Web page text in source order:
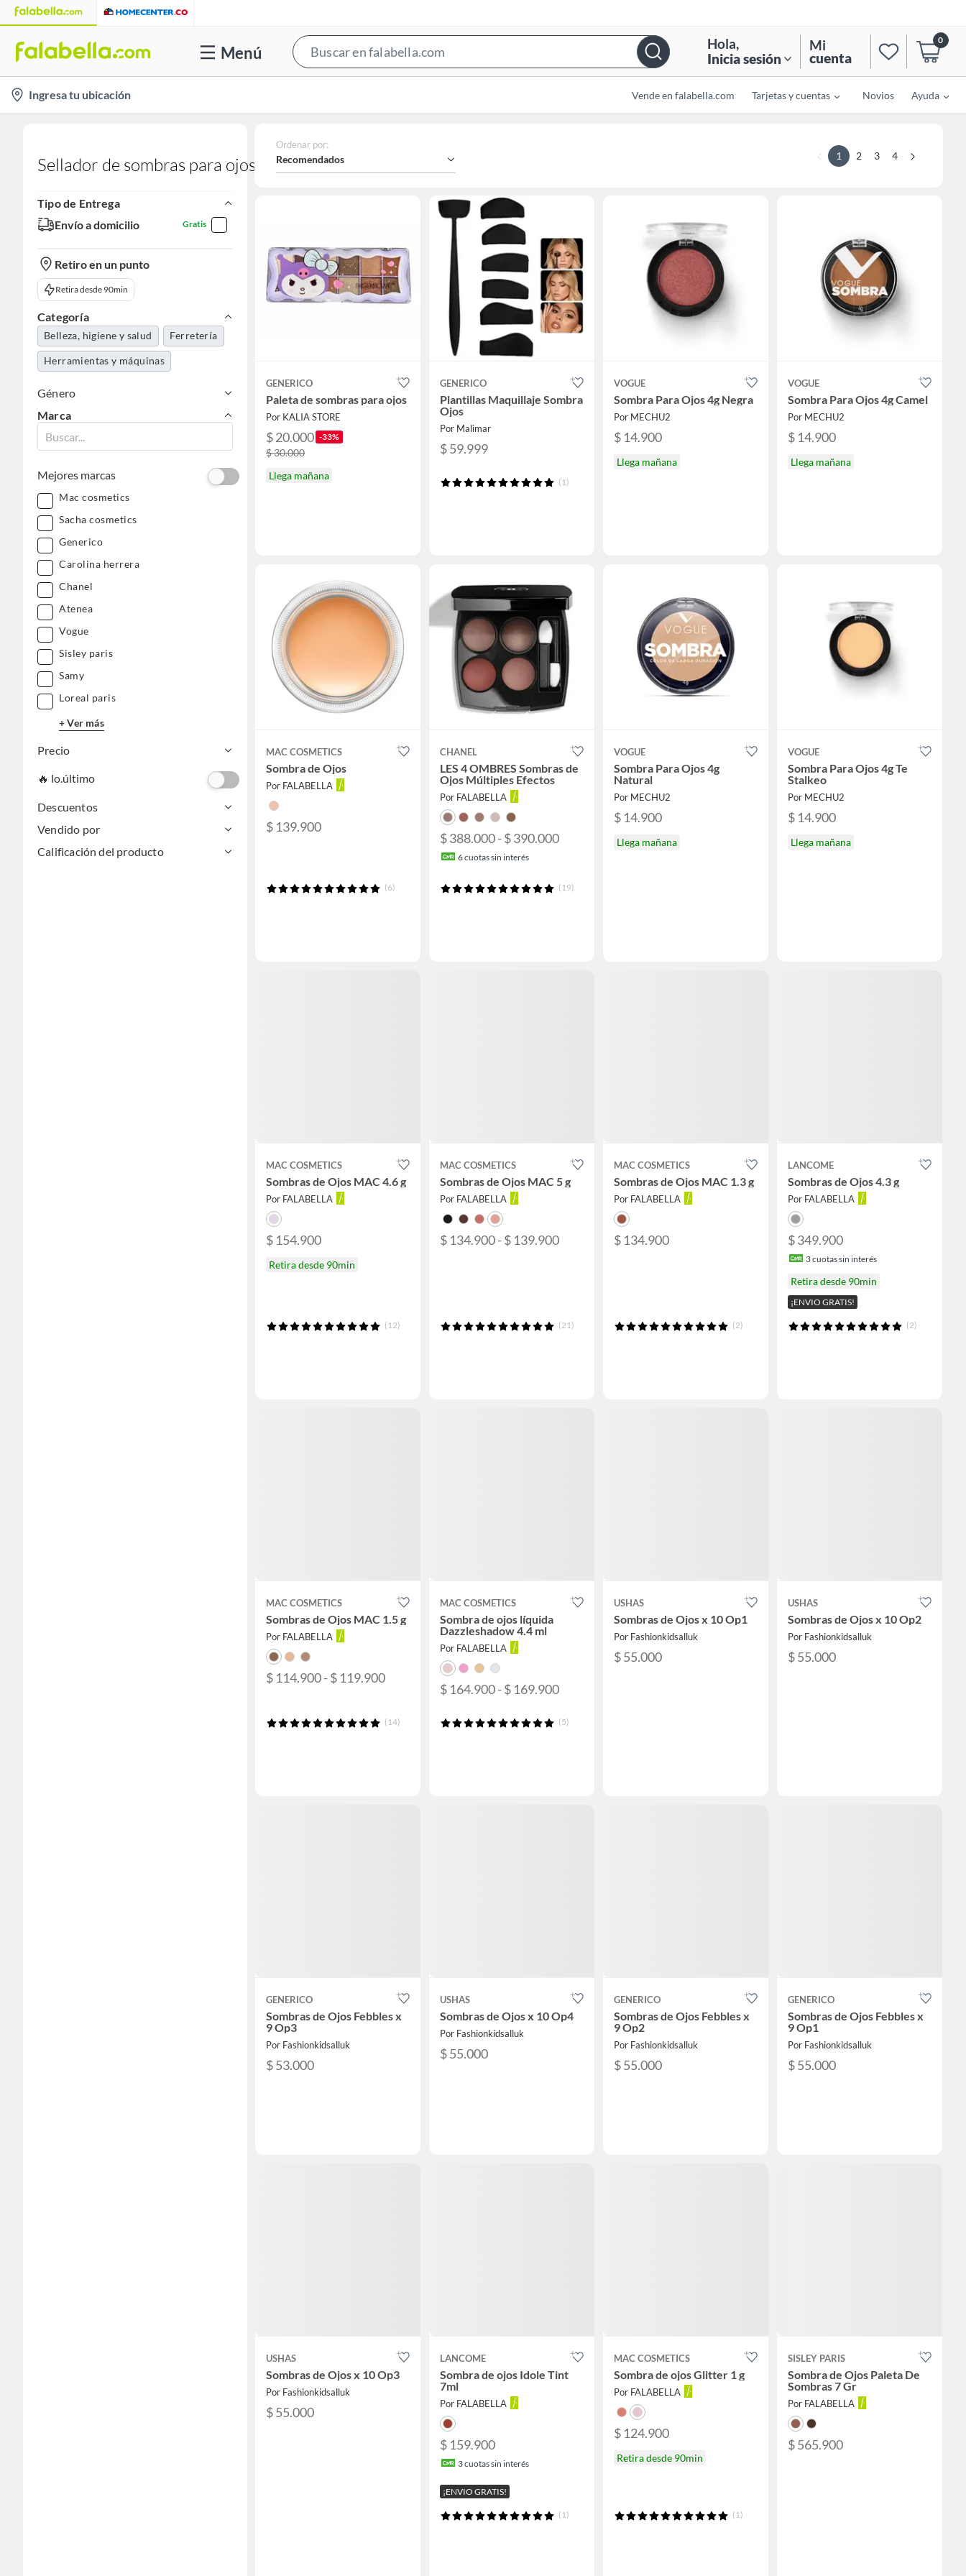
Menú
Bar
Hola,
Inicia sesión
Mi
cuenta
0
location-
icon
Ingresa tu ubicación Vende en falabella.com Tarjetas y cuentas Novios Ayuda
Sellador de sombras para ojos
Tipo de Entrega
Envío a domicilio
Gratis
Retiro en un punto
Retira desde 90min
Categoría
Belleza, higiene y salud Ferretería
Herramientas y máquinas
Género
Marca
Mejores marcas
Mac cosmetics
Sacha cosmetics
Generico
Carolina herrera
Chanel
Atenea
Vogue
Sisley paris
Samy
Loreal paris
+ Ver más
Precio
🔥 lo.último
Descuentos
Vendido por
Calificación del producto
Ordenar por:
Recomendados 1 2 3 4
GENERICO
Paleta de sombras para ojos
Por KALIA STORE
$ 20.000 -33%
$ 30.000
Llega mañana
GENERICO
Plantillas Maquillaje Sombra
Ojos
Por Malimar
$ 59.999
(1)
VOGUE
Sombra Para Ojos 4g Negra
Por MECHU2
$ 14.900
Llega mañana
VOGUE
Sombra Para Ojos 4g Camel
Por MECHU2
$ 14.900
Llega mañana
MAC COSMETICS
Sombra de Ojos
Por FALABELLA
$ 139.900
(6)
CHANEL
LES 4 OMBRES Sombras de
Ojos Múltiples Efectos
Por FALABELLA
$ 388.000 - $ 390.000
6cuotas sin interés
(19)
VOGUE
Sombra Para Ojos 4g
Natural
Por MECHU2
$ 14.900
Llega mañana
VOGUE
Sombra Para Ojos 4g Te
Stalkeo
Por MECHU2
$ 14.900
Llega mañana
MAC COSMETICS
Sombras de Ojos MAC 4.6 g
Por FALABELLA
$ 154.900
Retira desde 90min
(12)
MAC COSMETICS
Sombras de Ojos MAC 5 g
Por FALABELLA
$ 134.900 - $ 139.900
(21)
MAC COSMETICS
Sombras de Ojos MAC 1.3 g
Por FALABELLA
$ 134.900
(2)
LANCOME
Sombras de Ojos 4.3 g
Por FALABELLA
$ 349.900
3cuotas sin interés
Retira desde 90min
¡ENVIO GRATIS!
(2)
MAC COSMETICS
Sombras de Ojos MAC 1.5 g
Por FALABELLA
$ 114.900 - $ 119.900
(14)
MAC COSMETICS
Sombra de ojos líquida
Dazzleshadow 4.4 ml
Por FALABELLA
$ 164.900 - $ 169.900
(5)
USHAS
Sombras de Ojos x 10 Op1
Por Fashionkidsalluk
$ 55.000
USHAS
Sombras de Ojos x 10 Op2
Por Fashionkidsalluk
$ 55.000
GENERICO
Sombras de Ojos Febbles x
9 Op3
Por Fashionkidsalluk
$ 53.000
USHAS
Sombras de Ojos x 10 Op4
Por Fashionkidsalluk
$ 55.000
GENERICO
Sombras de Ojos Febbles x
9 Op2
Por Fashionkidsalluk
$ 55.000
GENERICO
Sombras de Ojos Febbles x
9 Op1
Por Fashionkidsalluk
$ 55.000
USHAS
Sombras de Ojos x 10 Op3
Por Fashionkidsalluk
$ 55.000
LANCOME
Sombra de ojos Idole Tint
7ml
Por FALABELLA
$ 159.900
3cuotas sin interés
¡ENVIO GRATIS!
(1)
MAC COSMETICS
Sombra de ojos Glitter 1 g
Por FALABELLA
$ 124.900
Retira desde 90min
(1)
SISLEY PARIS
Sombra de Ojos Paleta De
Sombras 7 Gr
Por FALABELLA
$ 565.900